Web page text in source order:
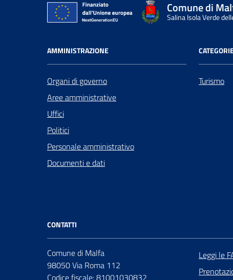
Comune di
Salina Isola Verde
AMMINISTRAZIONE
Organi di governo
Aree amministrative
Uffici
Politici
Personale amministrativo
Documenti e dati
Turismo
CONTATTI
Comune di Malfa
98050 Via Roma 112
Codice fiscale: 81001030832
Leggi le